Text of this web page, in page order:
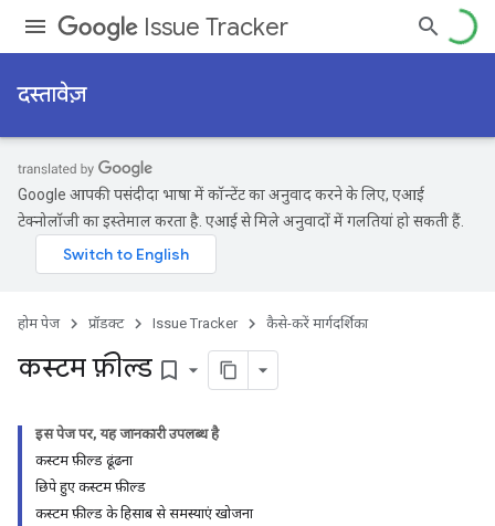
Issue Tracker
दस्तावेज़
Google आपकी पसंदीदा भाषा में कॉन्टेंट का अनुवाद करने के लिए, एआई
टेक्नोलॉजी का इस्तेमाल करता है. एआई से मिले अनुवादों में गलतियां हो सकती हैं.
होम पेज प्रॉडक्ट Issue Tracker कैसे-करें मार्गदर्शिका
कस्टम फ़ील्ड bookmark_border
इस पेज पर, यह जानकारी उपलब्ध है
कस्टम फ़ील्ड ढूंढना
छिपे हुए कस्टम फ़ील्ड
कस्टम फ़ील्ड के हिसाब से समस्याएं खोजना